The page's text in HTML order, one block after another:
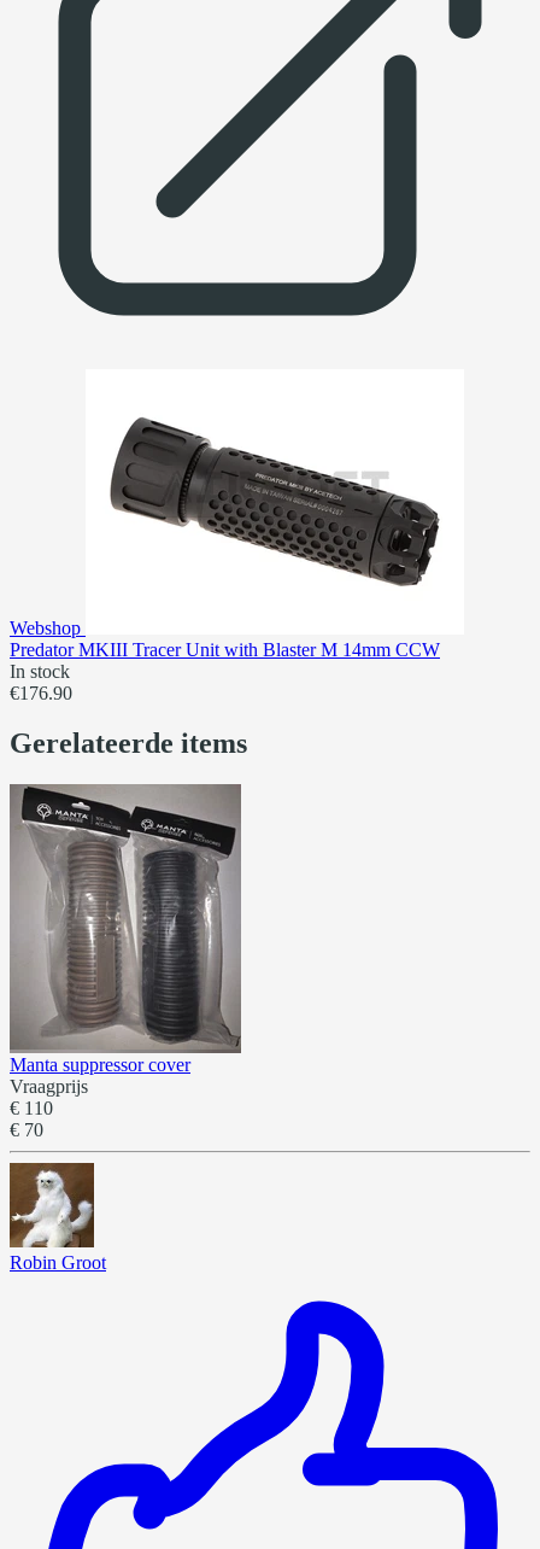
Webshop
Predator MKIII Tracer Unit with Blaster M 14mm CCW
In stock
€176.90
Gerelateerde items
Manta suppressor cover
Vraagprijs
€ 110
€ 70
Robin Groot